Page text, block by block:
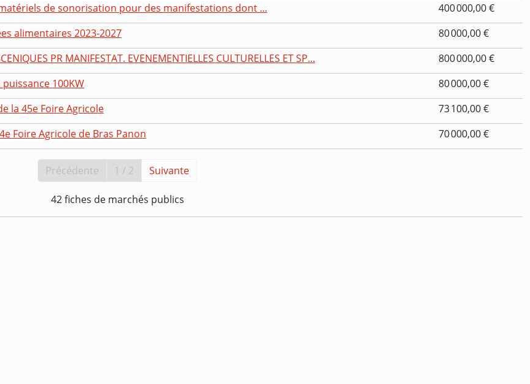
de sonorisation pour des manifestations dont ...
400 000,00 €
alimentaires 2023-2027
80 000,00 €
PR MANIFESTAT. EVENEMENTIELLES CULTURELLES ET SP...
800 000,00 €
100KW
80 000,00 €
la 45e Foire Agricole
73 100,00 €
Foire Agricole de Bras Panon 70 000,00 €
Précédente 1 / 2 Suivante
42 fiches de marchés publics